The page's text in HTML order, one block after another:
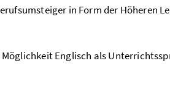
in Form der Höheren
Englisch als